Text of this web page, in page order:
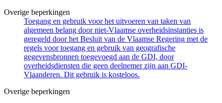
Overige beperkingen
Toegang en gebruik voor het uitvoeren van taken van
algemeen belang door niet-Vlaamse overheidsinstanties is
geregeld door het Besluit van de Vlaamse Regering met de
regels voor toegang en gebruik van geografische
gegevensbronnen toegevoegd aan de GDI, door
overheidsdiensten die geen deelnemer zijn aan GDI-
Vlaanderen. Dit gebruik is kosteloos.
Overige beperkingen